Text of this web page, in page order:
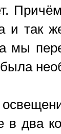
и так
мы
в два